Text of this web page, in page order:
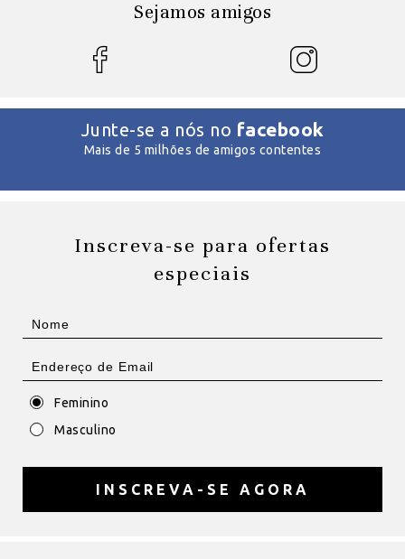
Sejamos amigos
Junte-se a nós no facebook
Mais de 5 milhões de amigos contentes
Inscreva-se para ofertas
especiais
Feminino
Masculino
INSCREVA-SE AGORA